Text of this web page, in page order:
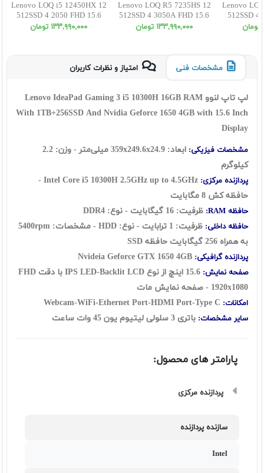
Lenovo LOQ i5 12450HX 12
512SSD 4 2050 FHD 15.6
١٣٣,٩٩٠,٠٠٠ تومان
Lenovo LOQ R5 7235HS 12
512SSD 4 3050A FHD 15.6
١٣٣,٩٩٠,٠٠٠ تومان
Lenovo
512SSD 4
مشخصات فنی امتیاز و نظرات کاربران
لپ تاپ لنوو Lenovo IdeaPad Gaming 3 i5 10300H 16GB RAM
With 1TB+256SSD And Nvidia Geforce 1650 4GB with 15.6 Inch
Display
مشخصات فیزیکی:
ابعاد: 359x249.6x24.9 میلی‌متر - وزن: 2.2
کیلوگرم
پردازنده مرکزی:
Intel Core i5 10300H 2.5GHz up to 4.5GHz -
حافظه کش 8 مگابایت
حافظه RAM: ظرفیت: 16 گيگابايت - نوع: DDR4
حافظه داخلی: ظرفیت: 1 ترابایت - نوع: HDD - مشخصات:
5400rpm
به همراه 256 گیگابایت حافظه SSD
پردازنده گرافیکی:
صفحه نمایش:
15.6 اينچ از نوع IPS LED-Backlit LCD با دقت FHD
1920x1080 - صفحه نمایش مات
امکانات:
سایر مشخصات: باتری 3 سلولی لیتیوم یون 45 وات ساعت
پارامتر های محصول:
پردازنده مرکزی
سازنده پردازنده
Intel